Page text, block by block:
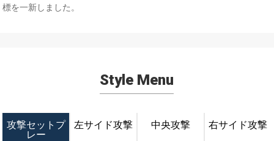
標を一新しました。
Style Menu
攻撃セットプ
レー
左サイド攻撃 中央攻撃 右サイド攻撃